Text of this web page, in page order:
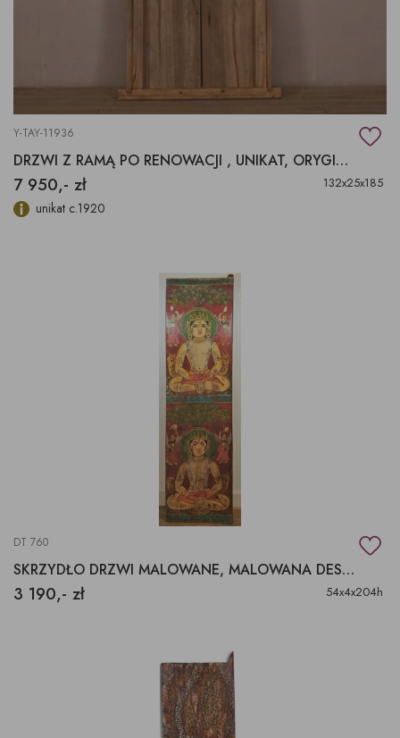
Y-TAY-11936
DRZWI Z RAMĄ PO RENOWACJI , UNIKAT, ORYGINAŁ
7 950,- zł 132x25x185
unikat c.1920
DT 760
SKRZYDŁO DRZWI MALOWANE, MALOWANA DESKA
3 190,- zł 54x4x204h